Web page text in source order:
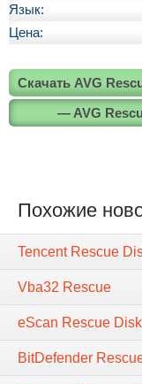
Язык:
Цена:
Скачать AVG
— AVG
Похожие
Tencent Rescue
Vba32 Rescue
eScan Rescue
BitDefender